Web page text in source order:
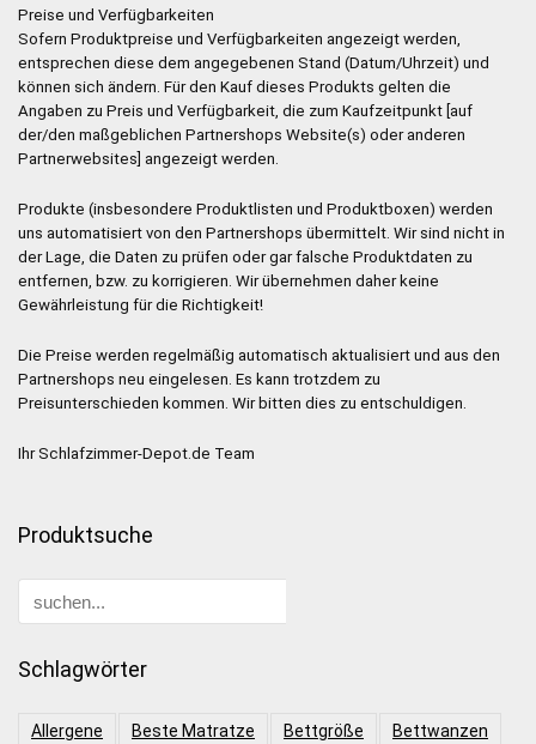
Preise und Verfügbarkeiten
Sofern Produktpreise und Verfügbarkeiten angezeigt werden,
entsprechen diese dem angegebenen Stand (Datum/Uhrzeit) und
können sich ändern. Für den Kauf dieses Produkts gelten die
Angaben zu Preis und Verfügbarkeit, die zum Kaufzeitpunkt [auf
der/den maßgeblichen Partnershops Website(s) oder anderen
Partnerwebsites] angezeigt werden.
Produkte (insbesondere Produktlisten und Produktboxen) werden
uns automatisiert von den Partnershops übermittelt. Wir sind nicht in
der Lage, die Daten zu prüfen oder gar falsche Produktdaten zu
entfernen, bzw. zu korrigieren. Wir übernehmen daher keine
Gewährleistung für die Richtigkeit!
Die Preise werden regelmäßig automatisch aktualisiert und aus den
Partnershops neu eingelesen. Es kann trotzdem zu
Preisunterschieden kommen. Wir bitten dies zu entschuldigen.
Ihr Schlafzimmer-Depot.de Team
Produktsuche
Schlagwörter
Allergene Beste Matratze Bettgröße
Bettwanzen